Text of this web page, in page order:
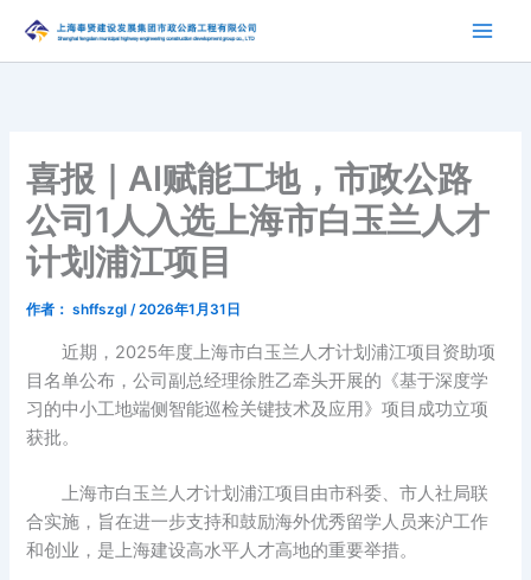
内
喜报｜AI赋能工地，市政公路
公司1人入选上海市白玉兰人才
计划浦江项目
作者： shffszgl/2026年1月31日
近期，2025年度上海市白玉兰人才计划浦江项目资助项
目名单公布，公司副总经理徐胜乙牵头开展的《基于深度学
习的中小工地端侧智能巡检关键技术及应用》项目成功立项
获批。
上海市白玉兰人才计划浦江项目由市科委、市人社局联
合实施，旨在进一步支持和鼓励海外优秀留学人员来沪工作
和创业，是上海建设高水平人才高地的重要举措。